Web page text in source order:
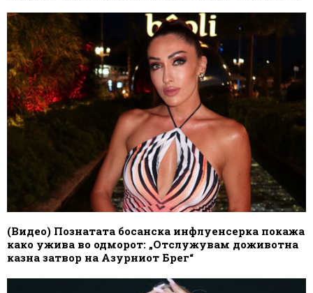
(Видео) Познатата босанска инфлуенсерка покажа
како ужива во одморот: „Отслужувам доживотна
казна затвор на Азурниот Брег“